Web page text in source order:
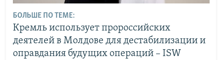
БОЛЬШЕ ПО ТЕМЕ:
Кремль использует пророссийских
деятелей в Молдове для дестабилизации и
оправдания будущих операций – ISW